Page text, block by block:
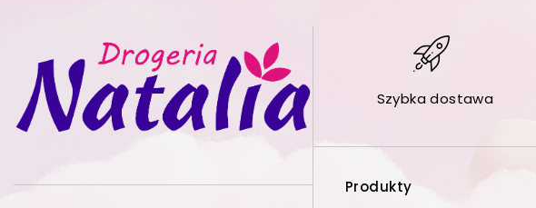
Szybka dostawa
Produkty